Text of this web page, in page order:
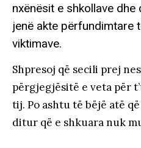
nxënësit e shkollave
jenë akte përfundimtare
viktimave.
Shpresoj që secili prej
përgjegjësitë e veta për
tij. Po ashtu të bëjë atë
ditur që e shkuara nuk